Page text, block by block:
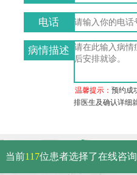
电话
病情描述
温馨提示：预约成
排医生及确认详细
武
免
当前117位患者选择了在线咨询